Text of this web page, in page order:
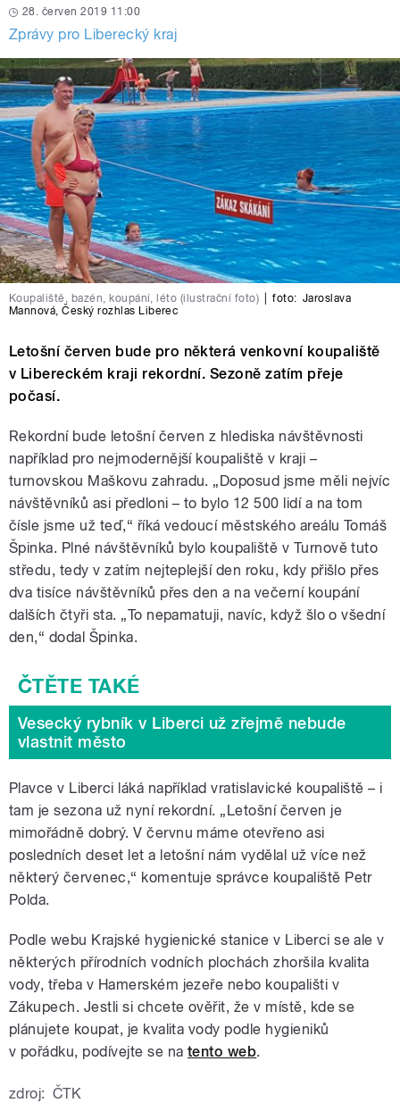
28. červen 2019 11:00
Zprávy pro Liberecký kraj
Koupaliště, bazén, koupání, léto (ilustrační foto) foto: Jaroslava
Mannová,Český rozhlas Liberec
Letošní červen bude pro některá venkovní koupaliště
v Libereckém kraji rekordní. Sezoně zatím přeje
počasí.
Rekordní bude letošní červen z hlediska návštěvnosti
například pro nejmodernější koupaliště v kraji –
turnovskou Maškovu zahradu. „Doposud jsme měli nejvíc
návštěvníků asi předloni – to bylo 12 500 lidí a na tom
čísle jsme už teď,“ říká vedoucí městského areálu Tomáš
Špinka. Plné návštěvníků bylo koupaliště v Turnově tuto
středu, tedy v zatím nejteplejší den roku, kdy přišlo přes
dva tisíce návštěvníků přes den a na večerní koupání
dalších čtyři sta. „To nepamatuji, navíc, když šlo o všední
den,“ dodal Špinka.
Vesecký rybník v Liberci už zřejmě nebude
vlastnit město
Plavce v Liberci láká například vratislavické koupaliště – i
tam je sezona už nyní rekordní. „Letošní červen je
mimořádně dobrý. V červnu máme otevřeno asi
posledních deset let a letošní nám vydělal už více než
některý červenec,“ komentuje správce koupaliště Petr
Polda.
Podle webu Krajské hygienické stanice v Liberci se ale v
některých přírodních vodních plochách zhoršila kvalita
vody, třeba v Hamerském jezeře nebo koupališti v
Zákupech. Jestli si chcete ověřit, že v místě, kde se
plánujete koupat, je kvalita vody podle hygieniků
v pořádku, podívejte se na tento web.
zdroj: ČTK